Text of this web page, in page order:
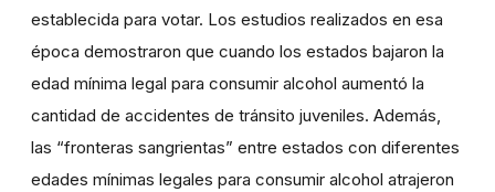
establecida para votar. Los estudios realizados en esa
época demostraron que cuando los estados bajaron la
edad mínima legal para consumir alcohol aumentó la
cantidad de accidentes de tránsito juveniles. Además,
las “fronteras sangrientas” entre estados con diferentes
edades mínimas legales para consumir alcohol atrajeron